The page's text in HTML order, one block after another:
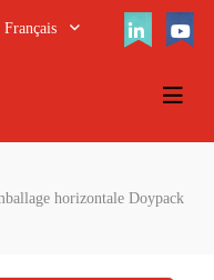
Français
horizontale Doypack